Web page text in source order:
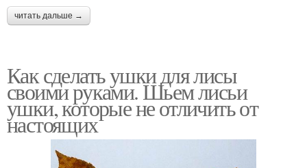
читать дальше →
Как сделать ушки для лисы
своими руками. Шьем лисьи
ушки, которые не отличить от
настоящих